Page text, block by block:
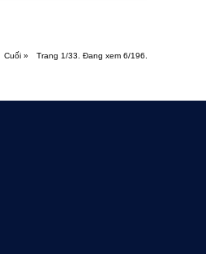
Cuối » Trang 1/33. Đang xem 6/196.